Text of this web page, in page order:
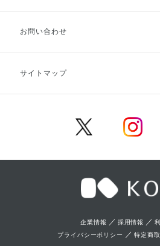
お支払方法
キャンセル・返品・交換
お問い合わせ
サイトマップ
企業情報 ／ 採用情報 ／
プライバシーポリシー ／特定商